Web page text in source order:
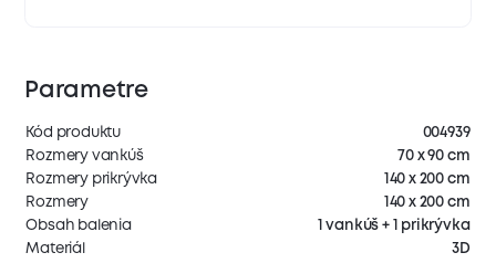
Parametre
Kód produktu
004939
Rozmery vankúš
70 x 90 cm
Rozmery prikrývka
140 x 200 cm
Rozmery
140 x 200 cm
Obsah balenia
1 vankúš + 1 prikrývka
Materiál
3D